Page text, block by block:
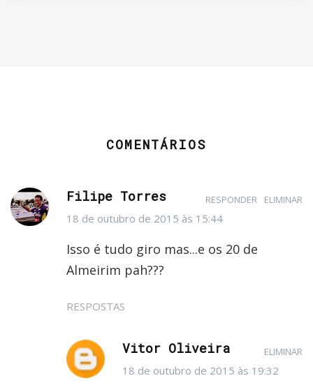
COMENTÁRIOS
Filipe Torres
18 de outubro de 2015 às 15:44
Isso é tudo giro mas...e os 20 de
Almeirim pah???
RESPONDER ELIMINAR
RESPOSTAS
Vitor Oliveira
18 de outubro de 2015 às 19:32
ELIMINAR